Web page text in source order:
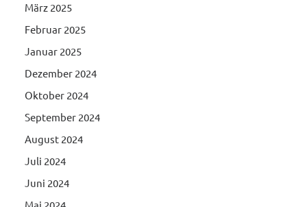
März 2025
Februar 2025
Januar 2025
Dezember 2024
Oktober 2024
September 2024
August 2024
Juli 2024
Juni 2024